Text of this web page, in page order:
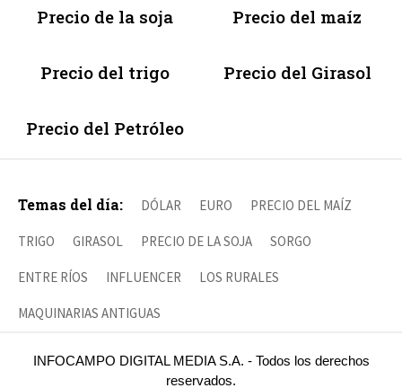
Precio de la soja Precio del maíz
Precio del trigo Precio del Girasol
Precio del Petróleo
Temas del día: DÓLAR EURO PRECIO DEL MAÍZ
TRIGO GIRASOL PRECIO DE LA SOJA SORGO
ENTRE RÍOS INFLUENCER LOS RURALES
MAQUINARIAS ANTIGUAS
INFOCAMPO DIGITAL MEDIA S.A. - Todos los derechos
reservados.